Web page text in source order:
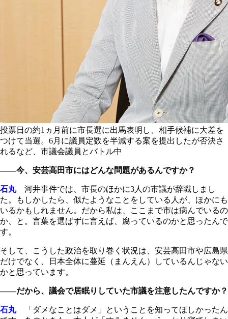
投票日の約1ヵ月前に市長選に出馬表明し、相手候補に大差を
つけて当選。6月に議員定数を半減する案を提出したが否決さ
れるなど、市議会議員とバトル中
――今、安芸高田市にはどんな問題があるんですか？
石丸河井事件では、市長のほかに3人の市議が辞職しまし
た。もしかしたら、似たようなことをしている人が、ほかにも
いるかもしれません。だから私は、ここまで市は病んでいるの
か、と。言葉を選ばずに言えば、腐っているのかと思ったんで
す。
そして、こうした政治を取り巻く状況は、安芸高田市や広島県
だけでなく、日本全体に蔓延（まんえん）しているんじゃない
かと思っています。
――だから、議会で居眠りしていた市議を注意したんですか？
石丸「ダメなことはダメ」ということを知ってほしかったん